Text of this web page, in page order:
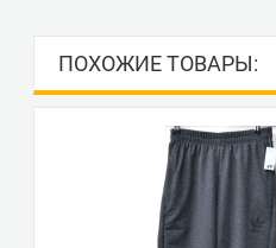
ПОХОЖИЕ ТОВАРЫ: